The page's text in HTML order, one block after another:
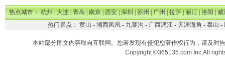
热点城市：杭州|大连|青岛|南京|西安|深圳|苏州|广州|拉萨|丽江|洛阳|威
热门景点： 黄山 - 湘西凤凰- 九寨沟 - 广西漓江- 天涯海角 - 泰山 -
本站部分图文内容取自互联网。您若发现有侵犯您著作权行为，请及时
Copyright ©365135.com Inc.All